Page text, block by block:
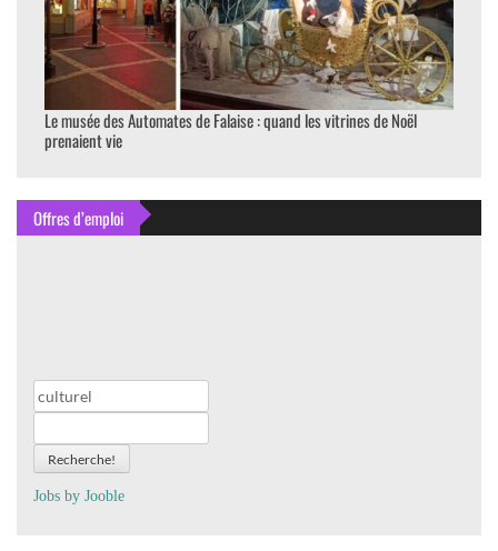
Le musée des Automates de Falaise : quand les vitrines de Noël
prenaient vie
Offres d’emploi
Recherche!
Jobs by Jooble